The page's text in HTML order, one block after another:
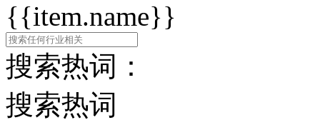
{{item.name}}
搜索热词：
搜索热词